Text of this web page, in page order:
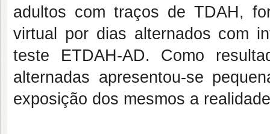
adultos com traços de TDAH,
virtual por dias alternados com
teste ETDAH-AD. Como
alternadas apresentou-se
exposição dos mesmos a